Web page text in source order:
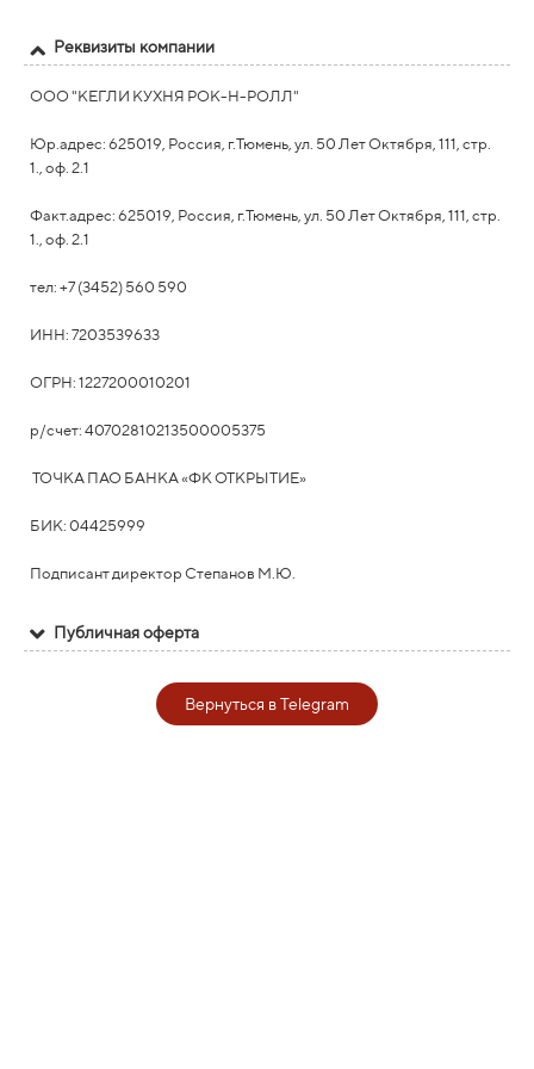
Реквизиты компании
ООО"КЕГЛИ КУХНЯ РОК-Н-РОЛЛ"
Юр.адрес: 625019, Россия, г.Тюмень, ул. 50 Лет Октября, 111, стр.
1., оф. 2.1
Факт.адрес: 625019, Россия, г.Тюмень, ул. 50 Лет Октября, 111, стр.
1., оф. 2.1
тел: +7 (3452) 560 590
ИНН: 7203539633
ОГРН: 1227200010201
р/счет: ​ 40702810213500005375
ТОЧКА ПАО БАНКА «ФК ОТКРЫТИЕ»
БИК: 04425999
Подписант директор Степанов М.Ю.
Публичная оферта
Вернуться в Telegram